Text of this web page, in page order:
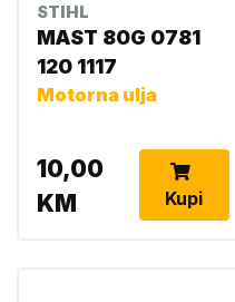
STIHL
MAST 80G 0781
120 1117
Motorna ulja
10,00
KM
Kupi